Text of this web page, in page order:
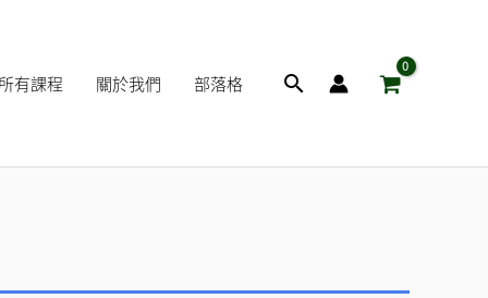
有課程 關於我們 部落格
搜